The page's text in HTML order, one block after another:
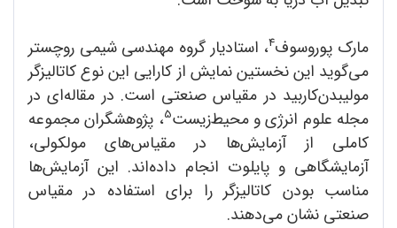
مارک پوروسوف4، استادیار گروه مهندسی شیمی روچستر
می‌گوید این نخستین نمایش از کارایی این نوع کاتالیزگر
مولیبدن‌کاربید در مقیاس صنعتی است. در مقاله‌ای در
مجله علوم انرژی و محیط‌زیست5، پژوهشگران مجموعه
کاملی از آزمایش‌ها در مقیاس‌های مولکولی،
آزمایشگاهی و پایلوت انجام داده‌اند. این آزمایش‌ها
مناسب بودن کاتالیزگر را برای استفاده در مقیاس
صنعتی نشان می‌دهند.